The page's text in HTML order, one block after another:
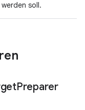
soll.
Preparer